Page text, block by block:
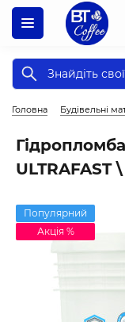
Головна Будівельні
ULTRAFAST
Популярний
Акція %